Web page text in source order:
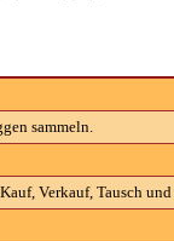
sammeln.
Verkauf, Tausch und